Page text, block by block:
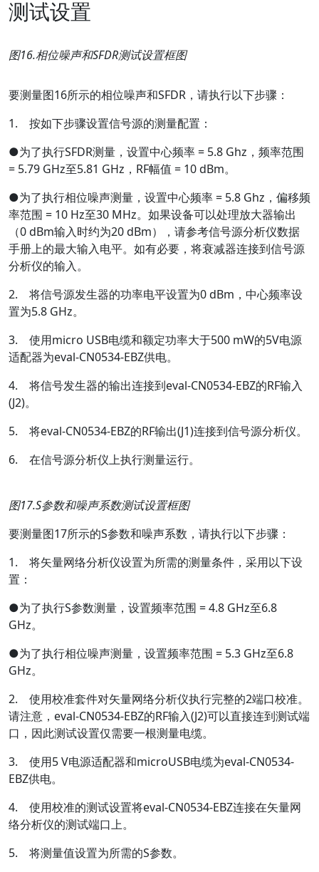
测试设置
图16.相位噪声和SFDR测试设置框图
要测量图16所示的相位噪声和SFDR，请执行以下步骤：
1. 按如下步骤设置信号源的测量配置：
●为了执行SFDR测量，设置中心频率 = 5.8 Ghz，频率范围
= 5.79 GHz至5.81 GHz，RF幅值 = 10 dBm。
●为了执行相位噪声测量，设置中心频率 = 5.8 Ghz，偏移频
率范围 = 10 Hz至30 MHz。如果设备可以处理放大器输出
（0 dBm输入时约为20 dBm），请参考信号源分析仪数据
手册上的最大输入电平。如有必要，将衰减器连接到信号源
分析仪的输入。
2. 将信号源发生器的功率电平设置为0 dBm，中心频率设
置为5.8 GHz。
3. 使用micro USB电缆和额定功率大于500 mW的5V电源
适配器为eval-CN0534-EBZ供电。
4. 将信号发生器的输出连接到eval-CN0534-EBZ的RF输入
(J2)。
5. 将eval-CN0534-EBZ的RF输出(J1)连接到信号源分析仪。
6. 在信号源分析仪上执行测量运行。
图17.S参数和噪声系数测试设置框图
要测量图17所示的S参数和噪声系数，请执行以下步骤：
1. 将矢量网络分析仪设置为所需的测量条件，采用以下设
置：
●为了执行S参数测量，设置频率范围 = 4.8 GHz至6.8
GHz。
●为了执行相位噪声测量，设置频率范围 = 5.3 GHz至6.8
GHz。
2. 使用校准套件对矢量网络分析仪执行完整的2端口校准。
请注意，eval-CN0534-EBZ的RF输入(J2)可以直接连到测试端
口，因此测试设置仅需要一根测量电缆。
3. 使用5 V电源适配器和microUSB电缆为eval-CN0534-
EBZ供电。
4. 使用校准的测试设置将eval-CN0534-EBZ连接在矢量网
络分析仪的测试端口上。
5. 将测量值设置为所需的S参数。